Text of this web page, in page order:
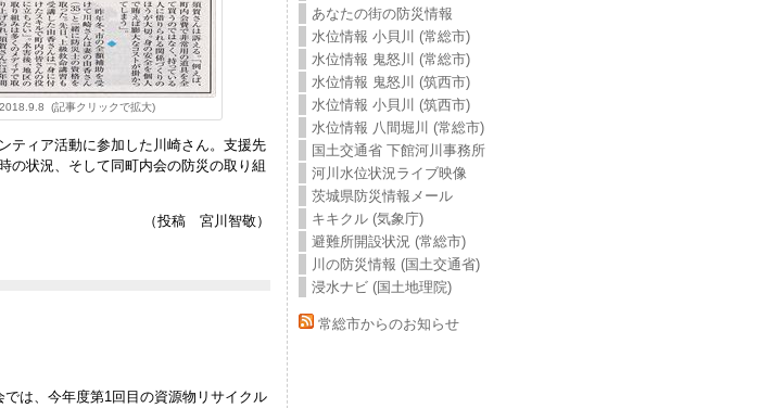
(記事クリックで拡大)
ティア活動に参加した川崎さん。支援先
の状況、そして同町内会の防災の取り組
（投稿 宮川智敬）
は、今年度第1回目の資源物リサイクル
あなたの街の防災情報
水位情報 小貝川 (常総市)
水位情報 鬼怒川 (常総市)
水位情報 鬼怒川 (筑西市)
水位情報 小貝川 (筑西市)
水位情報 八間堀川 (常総市)
国土交通省 下館河川事務所
河川水位状況ライブ映像
茨城県防災情報メール
キキクル (気象庁)
避難所開設状況 (常総市)
川の防災情報 (国土交通省)
浸水ナビ (国土地理院)
常総市からのお知らせ